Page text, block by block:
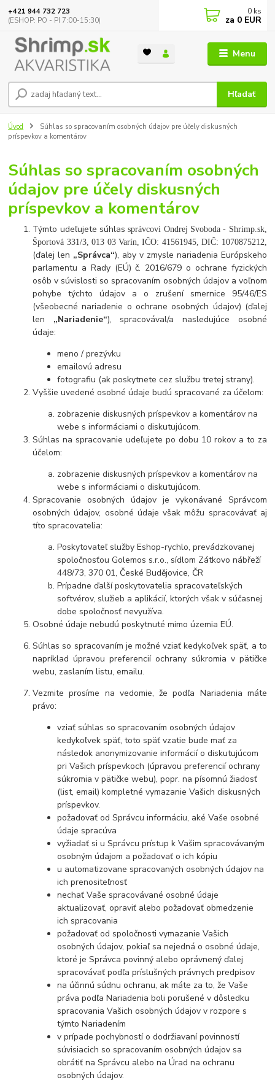
Menu
Hľadať
+421 944 732 723
(ESHOP: PO - PI 7:00-15:30)
0 ks
za 0 EUR
Úvod
Súhlas so spracovaním osobných údajov pre účely diskusných
príspevkov a komentárov
Súhlas so spracovaním osobných
údajov pre účely diskusných
príspevkov a komentárov
Týmto udeľujete súhlas správcovi Ondrej Svoboda - Shrimp.sk,
Športová 331/3, 013 03 Varín, IČO: 41561945, DIČ: 1070875212,
(ďalej len „Správca“), aby v zmysle nariadenia Európskeho
parlamentu a Rady (EÚ) č. 2016/679 o ochrane fyzických
osôb v súvislosti so spracovaním osobných údajov a voľnom
pohybe týchto údajov a o zrušení smernice 95/46/ES
(všeobecné nariadenie o ochrane osobných údajov) (ďalej
len „Nariadenie“), spracovával/a nasledujúce osobné
údaje:
meno / prezývku
emailovú adresu
fotografiu (ak poskytnete cez službu tretej strany).
Vyššie uvedené osobné údaje budú spracované za účelom:
zobrazenie diskusných príspevkov a komentárov na
webe s informáciami o diskutujúcom.
Súhlas na spracovanie udeľujete po dobu 10 rokov a to za
účelom:
zobrazenie diskusných príspevkov a komentárov na
webe s informáciami o diskutujúcom.
Spracovanie osobných údajov je vykonávané Správcom
osobných údajov, osobné údaje však môžu spracovávať aj
títo spracovatelia:
Poskytovateľ služby Eshop-rychlo, prevádzkovanej
spoločnosťou Golemos s.r.o., sídlom Zátkovo nábřeží
448/73, 370 01, České Budějovice, ČR
Prípadne ďalší poskytovatelia spracovateľských
softvérov, služieb a aplikácií, ktorých však v súčasnej
dobe spoločnosť nevyužíva.
Osobné údaje nebudúposkytnuté mimo územia EÚ.
Súhlas so spracovaním je možné vziať kedykoľvek späť, a to
napríklad úpravou preferencií ochrany súkromia v pätičke
webu, zaslaním listu, emailu.
Vezmite prosíme na vedomie, že podľa Nariadenia máte
právo:
vziať súhlas so spracovaním osobných údajov
kedykoľvek späť, toto späť vzatie bude mať za
následok anonymizovanie informácií o diskutujúcom
pri Vašich príspevkoch (úpravou preferencií ochrany
súkromia v pätičke webu), popr. na písomnú žiadosť
(list, email) kompletné vymazanie Vašich diskusných
príspevkov.
požadovať od Správcu informáciu, aké Vaše osobné
údaje spracúva
vyžiadať si u Správcu prístup k Vašim spracovávaným
osobným údajom a požadovať o ich kópiu
u automatizovane spracovaných osobných údajov na
ich prenositeľnosť
nechať Vaše spracovávané osobné údaje
aktualizovať, opraviť alebo požadovať obmedzenie
ich spracovania
požadovať od spoločnosti vymazanie Vašich
osobných údajov, pokiaľ sa nejedná o osobné údaje,
ktoré je Správca povinný alebo oprávnený ďalej
spracovávať podľa príslušných právnych predpisov
na účinnú súdnu ochranu, ak máte za to, že Vaše
práva podľa Nariadenia boli porušené v dôsledku
spracovania Vašich osobných údajov v rozpore s
týmto Nariadením
v prípade pochybností o dodržiavaní povinností
súvisiacich so spracovaním osobných údajov sa
obrátiť na Správcu alebo na Úrad na ochranu
osobných údajov.